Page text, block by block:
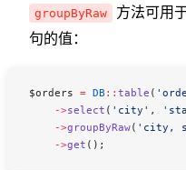
groupByRaw 方法可用
句的值：
$orders = DB :: table (
    ->
select ( 'city' ,
    ->
groupByRaw( 'city,
    ->
get ();